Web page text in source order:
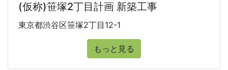
(仮称)笹塚2丁目計画 新築工事
東京都渋谷区笹塚2丁目12-1
もっと見る